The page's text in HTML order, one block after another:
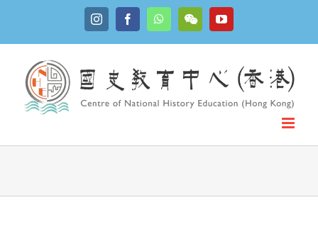
InstagramFacebookWhatsApp
WeChat
YouTube